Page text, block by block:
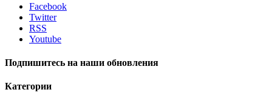
Facebook
Twitter
RSS
Youtube
Подпишитесь на наши обновления
Категории